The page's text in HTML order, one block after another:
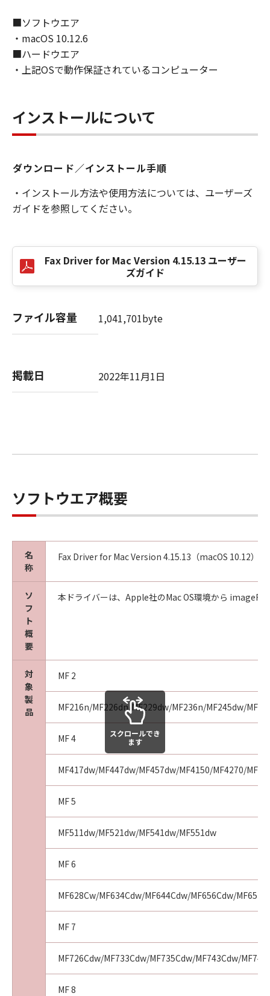
のいずれも、「本ソフトウェア」に関して、商
品性および特定の目的への適合性の保証を含
め、いかなる保証も、明示たると黙示たるとを
問わず一切しないものとします。
(2) キヤノン、キヤノンのライセンサー、キヤノ
ウェア」の使用または使用不能から生ずるいか
なる損害（逸失利益およびその他の派生的また
全ての損害を言います。）について、適用法で
認められる限り、一切の責任を負わないものと
します。たとえ、キヤノン、キヤノンのライセ
ンサー、キヤノンの子会社、キヤノンの関連会
社、それらの販売代理店または販売店がかかる
同様です。
(3) キヤノン、キヤノンのライセンサー、キヤノ
ンの子会社、キヤノンの関連会社、それらの販
売代理店または販売店のいずれも、「本ソフト
起因または関連してお客様と第三者との間に生
じたいかなる紛争についても、一切責任を負わ
８．契約期間
(1) 本契約書は、お客様が、『同意』を示す下
り、本契約書を終了させることができます。
(3) お客様が本契約書のいずれかの条項に違反
した場合、速やかに、「本ソフトウェア」およ
びその複製物のすべてを廃棄または消去するも
のとします。
(5) 上記にかかわらず、本契約書第2条、第4条
から第7条まで、第8条第4項および第10条の規
定は、本契約書の終了後も効力を有します。
９．U.S. GOVERNMENT RESTRICTED RIGHTS
NOTICE
“米国政府エンドユーザー”とは、米国政府の機
関また団体を意味します。もしお客様が米国政
府エンドユーザーである場合、以下の規定が適
用されます：The SOFTWARE is a "commercial
item," as that term is defined at 48 C.F.R.
2.101 (Oct 1995), consisting of "commercial
computer software" and "commercial
computer software documentation," as such
terms are used in 48 C.F.R. 12.212 (Sept 1995).
227.7202-1 through 227.7202-4 (June 1995),
all U.S. Government End Users shall acquire
forth herein. The manufacturer is Canon
Inc./30-2, Shimomaruko 3-chome, Ohta-ku,
Tokyo 146-8501, Japan.
本条項中で使用される"the SOFTWARE"とは、
本契約書中で定義される「本ソフトウェア」を
意味し、指し示すものとします。
10．分離可能性
本契約書のいずれかの条項またはその一部が法
■ソフトウエア
・macOS 10.12.6
■ハードウエア
・上記OSで動作保証されているコンピューター
インストールについて
ダウンロード／インストール手順
・インストール方法や使用方法については、ユーザーズ
ガイドを参照してください。
Fax Driver for Mac Version 4.15.13 ユーザー
ズガイド
ファイル容量 1,041,701byte
掲載日 2022年11月1日
ソフトウエア概要
名
称
Fax Driver for Mac Version 4.15.13（macOS 10.12）
ソ
フ
ト
概
要
本ドライバーは、Apple社のMac OS環境から
対
象
製
品
MF 2
MF216n/MF226dn/MF229dw/MF236n/MF245dw/
MF 4
MF417dw/MF447dw/MF457dw/MF4150/MF4270/
MF 5
MF511dw/MF521dw/MF541dw/MF551dw
MF 6
MF628Cw/MF634Cdw/MF644Cdw/MF656Cdw/
MF 7
MF726Cdw/MF733Cdw/MF735Cdw/MF743Cdw/
MF 8
スクロールでき
ます